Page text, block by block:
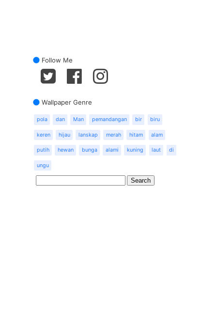
Follow Me
Wallpaper Genre
pola dan Man pemandangan bir biru
keren hijau lanskap merah hitam alam
putih hewan bunga alami kuning laut di
ungu